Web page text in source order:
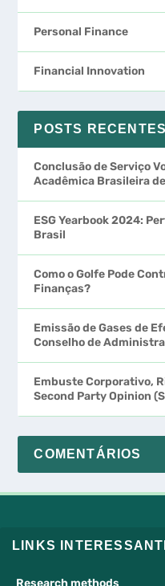
Personal Finance
Financial Innovation
POSTS RECENTES
Conclusão de Serviço
Acadêmica Brasileira
ESG Yearbook 2024:
Brasil
Como o Golfe Pode
Finanças?
Emissão de Gases de
Conselho de
Embuste Corporativo,
Second Party Opinion
COMENTÁRIOS
LINKS
Research methods